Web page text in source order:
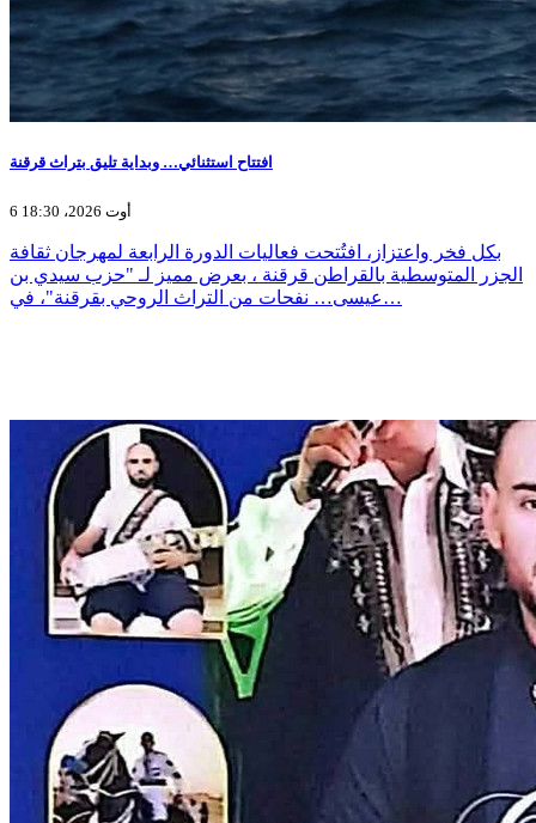
افتتاح استثنائي… وبداية تليق بتراث قرقنة
6 أوت 2026، 18:30
بكل فخر واعتزاز، افتُتحت فعاليات الدورة الرابعة لمهرجان ثقافة
الجزر المتوسطية بالقراطن قرقنة ، بعرض مميز لـ "حزب سيدي بن
عيسى… نفحات من التراث الروحي بقرقنة"، في…